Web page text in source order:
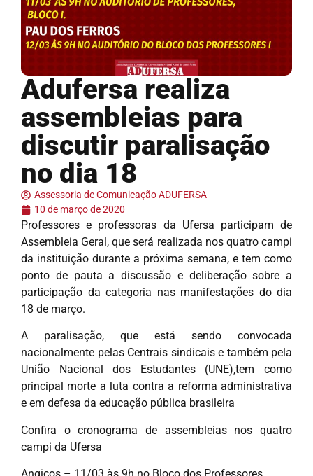
Adufersa realiza
assembleias para
discutir paralisação
no dia 18
Assessoria de Comunicação ADUFERSA
10 de março de 2020
Professores e professoras da Ufersa participam de
Assembleia Geral, que será realizada nos quatro campi
da instituição durante a próxima semana, e tem como
ponto de pauta a discussão e deliberação sobre a
participação da categoria nas manifestações do dia
18 de março.
A paralisação, que está sendo convocada
nacionalmente pelas Centrais sindicais e também pela
União Nacional dos Estudantes (UNE),tem como
principal morte a luta contra a reforma administrativa
e em defesa da educação pública brasileira
Confira o cronograma de assembleias nos quatro
campi da Ufersa